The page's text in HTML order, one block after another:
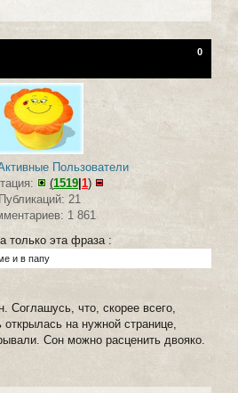
0
Пользователи
(1519 1)
Публикаций: 21
1 861
только эта фраза :
и в папу
Соглашусь, что, скорее всего,
открылась на нужной странице,
Сон можно расценить двояко.